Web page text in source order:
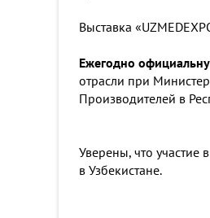
Выставка
Ежегодно
отрасли при
Производителей в
Уверены, что
в Узбекистане.